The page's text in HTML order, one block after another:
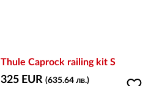
Thule Caprock railing kit S
325 EUR(635.64 лв.)